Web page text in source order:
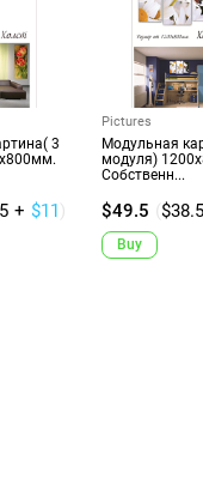
3
+ $11 )
Pictures
Модульная
модуля)
Собственн...
$49.5 ($38.5
Buy